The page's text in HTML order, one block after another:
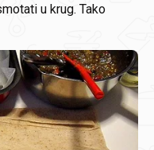
u krug. Tako